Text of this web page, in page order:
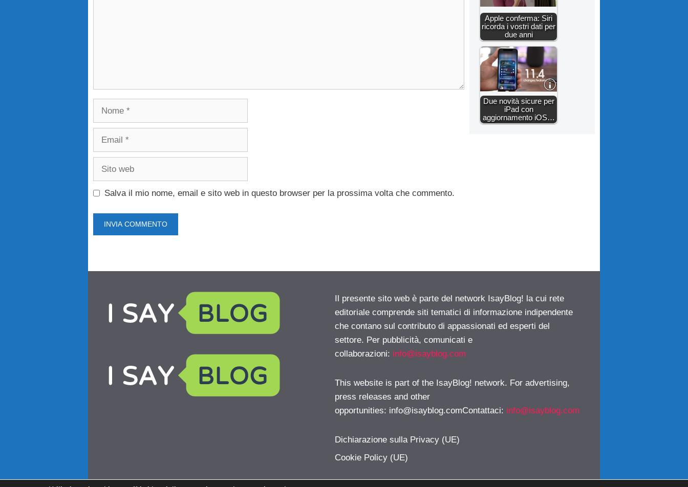
Nome
Email
Sito
Salva il mio nome, email e sito web in questo browser per la prossima volta che commento.
Apple conferma: Siri
ricorda i vostri dati per
due anni
Due novità sicure per
iPad con
aggiornamento iOS…
Il presente sito web è parte del network IsayBlog! la cui rete
editoriale comprende siti tematici di informazione indipendente
che contano sul contributo di appassionati ed esperti del
settore. Per pubblicità, comunicati e
collaborazioni: info@isayblog.com
This website is part of the IsayBlog! network. For advertising,
press releases and other
opportunities: info@isayblog.comContattaci: info@isayblog.com
Dichiarazione sulla Privacy (UE)
Cookie Policy (UE)